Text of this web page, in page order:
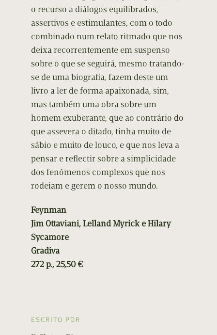
o recurso a diálogos equilibrados,
assertivos e estimulantes, com o todo
combinado num relato ritmado que nos
deixa recorrentemente em suspenso
sobre o que se seguirá, mesmo tratando-
se de uma biografia, fazem deste um
livro a ler de forma apaixonada, sim,
mas também uma obra sobre um
homem exuberante, que ao contrário do
que assevera o ditado, tinha muito de
sábio e muito de louco, e que nos leva a
pensar e reflectir sobre a simplicidade
dos fenómenos complexos que nos
rodeiam e gerem o nosso mundo.
Feynman
Jim Ottaviani, Lelland Myrick e Hilary
Sycamore
Gradiva
272 p., 25,50 €
ESCRITO POR